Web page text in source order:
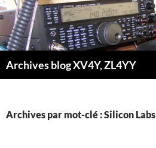
Aller
au
contenu
Archives blog XV4Y, ZL4YY
Archives par mot-clé : Silicon Labs